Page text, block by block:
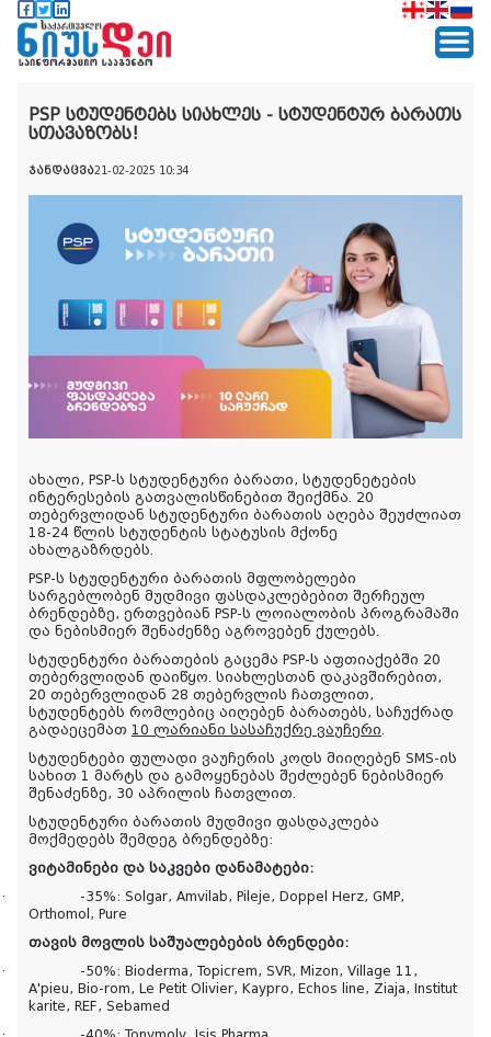
PSP სტუდენტებს სიახლეს - სტუდენტურ ბარათს
სთავაზობს!
ჯანდაცვა21-02-2025 10:34
ახალი, PSP-ს სტუდენტური ბარათი, სტუდენეტების
ინტერესების გათვალისწინებით შეიქმნა. 20
თებერვლიდან სტუდენტური ბარათის აღება შეუძლიათ
18-24 წლის სტუდენტის სტატუსის მქონე
ახალგაზრდებს.
PSP-ს სტუდენტური ბარათის მფლობელები
სარგებლობენ მუდმივი ფასდაკლებებით შერჩეულ
ბრენდებზე, ერთვებიან PSP-ს ლოიალობის პროგრამაში
და ნებისმიერ შენაძენზე აგროვებენ ქულებს.
სტუდენტური ბარათების გაცემა PSP-ს აფთიაქებში 20
თებერვლიდან დაიწყო. სიახლესთან დაკავშირებით,
20 თებერვლიდან 28 თებერვლის ჩათვლით,
სტუდენტებს რომლებიც აიღებენ ბარათებს, საჩუქრად
გადაეცემათ 10 ლარიანი სასაჩუქრე ვაუჩერი.
სტუდენტები ფულადი ვაუჩერის კოდს მიიღებენ SMS-ის
სახით 1 მარტს და გამოყენებას შეძლებენ ნებისმიერ
შენაძენზე, 30 აპრილის ჩათვლით.
სტუდენტური ბარათის მუდმივი ფასდაკლება
მოქმედებს შემდეგ ბრენდებზე:
ვიტამინები და საკვები დანამატები:
·
-35%: Solgar, Amvilab, Pileje, Doppel Herz, GMP,
Orthomol, Pure
თავის მოვლის საშუალებების ბრენდები:
·
-50%: Bioderma, Topicrem, SVR, Mizon, Village 11,
A'pieu, Bio-rom, Le Petit Olivier, Kaypro, Echos line, Ziaja, Institut
karite, REF, Sebamed